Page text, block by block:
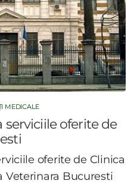
MEDICALE
serviciile oferite de
oferite de Clinica
Veterinara Bucuresti